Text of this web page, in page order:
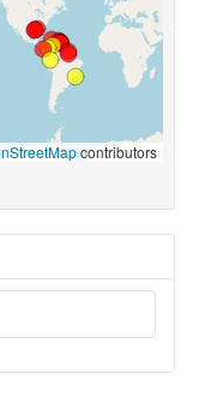
contributors